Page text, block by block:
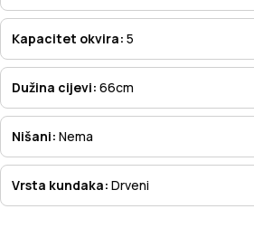
Kapacitet okvira: 5
Dužina cijevi: 66cm
Nišani: Nema
Vrsta kundaka: Drveni